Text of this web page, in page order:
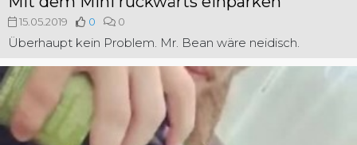
15.05.2019 0 0
Überhaupt kein Problem. Mr. Bean wäre neidisch.